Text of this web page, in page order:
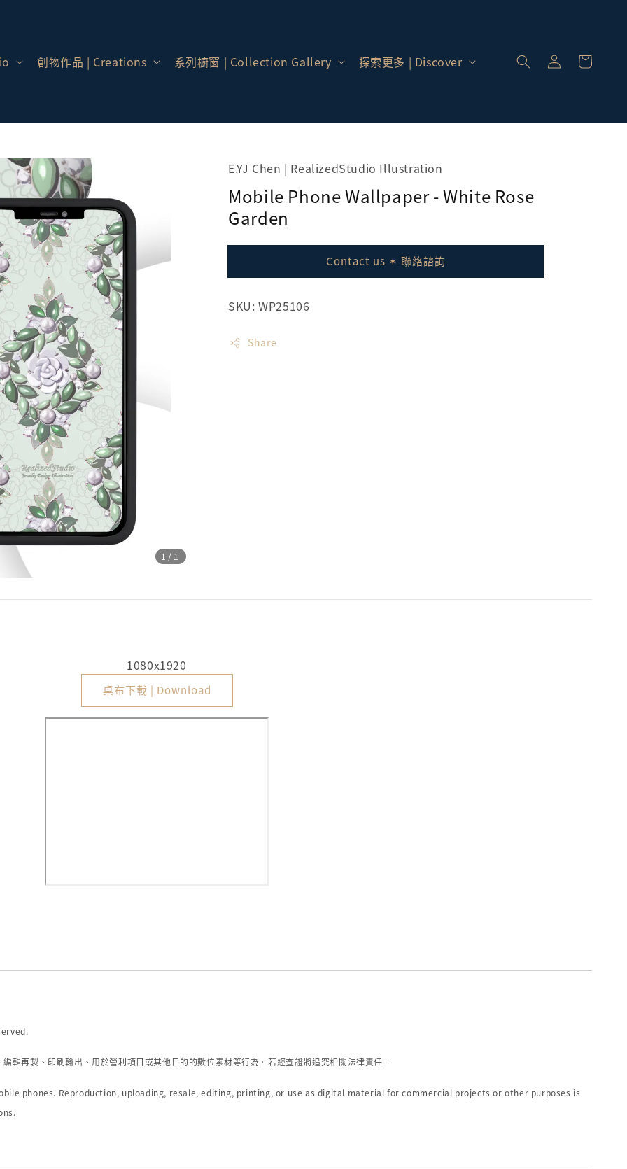
創物作品 | Creations 系列櫥窗 | Collection Gallery 探索更多 | Discover
入 |
Log
1 /1
E.YJ Chen | RealizedStudio Illustration
Mobile Phone Wallpaper - White Rose
Garden
Contact us ✶ 聯絡諮詢
SKU: WP25106
Share
1080x1920
桌布下載 | Download
輯再製、印刷輸出、用於營利項目或其他目的的數位素材等行為。若經查證將追究相關法律責任。
phones. Reproduction, uploading, resale, editing, printing, or use as digital material for commercial projects or other purposes is